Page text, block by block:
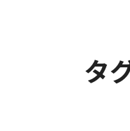
タ